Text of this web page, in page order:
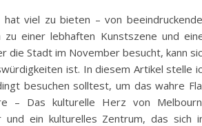
viel zu bieten – von
einer lebhaften Kunstszene und
die Stadt im November besucht, kann
ist. In diesem Artikel stelle
besuchen solltest, um das wahre
– Das kulturelle Herz von
und ein kulturelles Zentrum, das sich